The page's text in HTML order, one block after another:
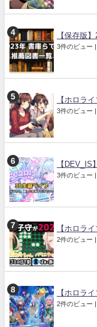
【保存版
3件のビュー |
【ホロラ
3件のビュー |
【DEV_IS
3件のビュー |
【ホロラ
2件のビュー |
【ホロラ
2件のビュー |